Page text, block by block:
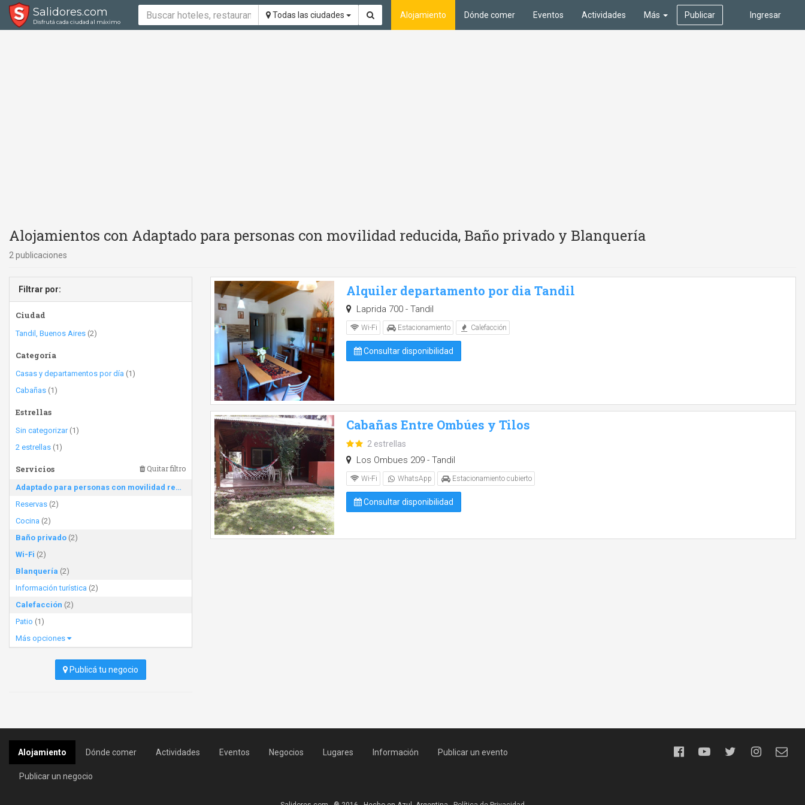
Salidores.com
Disfrutá cada ciudad al máximo
Todas las ciudades Ingresar
Alojamiento Dónde comer Eventos Actividades Más Publicar
Alojamientos con Adaptado para personas con movilidad reducida, Baño privado y Blanquería
2 publicaciones
Filtrar por:
Ciudad
Tandil, Buenos Aires (2)
Categoría
Casas y departamentos por día (1)
Cabañas (1)
Estrellas
Sin categorizar(1)
2 estrellas (1)
Servicios Quitar filtro
Adaptado para personas con movilidad reducida
Reservas (2)
Cocina (2)
Baño privado (2)
Wi-Fi (2)
Blanquería (2)
Información turística (2)
Calefacción (2)
Patio (1)
Más opciones
Publicá tu negocio
Alquiler departamento por dia Tandil
Laprida 700 - Tandil
Wi-Fi Estacionamiento Calefacción
Consultar disponibilidad
Cabañas Entre Ombúes y Tilos
2 estrellas
Los Ombues 209 - Tandil
Wi-Fi WhatsApp Estacionamiento cubierto
Consultar disponibilidad
Alojamiento Dónde comer Actividades Eventos Negocios Lugares Información Publicar un evento
Publicar un negocio